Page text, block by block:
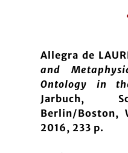
Allegra de
and
Ontology in
Jarbuch,
Berlin/Boston,
2016, 233 p.